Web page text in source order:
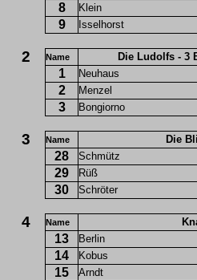
8 Klein
9 Isselhorst
2 Name Die Ludolfs - 3
1 Neuhaus
2 Menzel
3 Bongiorno
3 Name Die
28 Schmütz
29 Rüß
30 Schröter
4 Name
13 Berlin
14 Kobus
15 Arndt